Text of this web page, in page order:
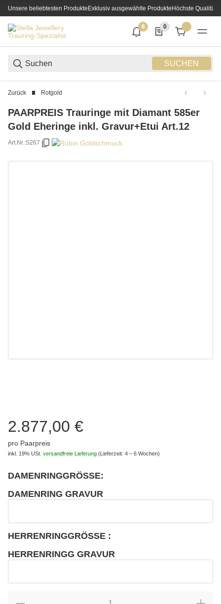
Unsere beliebtesten ProdukteExklusiv ausgewählte ProdukteHöchste Qualität
SUCHEN
6
6 neue Notifizierungen
0
0 Produkte in der
Zurück Rotgold
PAARPREIS Trauringe mit Diamant 585er
Gold Eheringe inkl. Gravur+Etui Art.12
Art.Nr.:S267
2.877,00 €
pro Paarpreis
inkl. 19% USt. versandfreie Lieferung (Lieferzeit: 4 – 6 Wochen)
DAMENRINGGRÖSSE:
DAMENRING GRAVUR
HERRENRINGGRÖSSE :
HERRENRINGG GRAVUR